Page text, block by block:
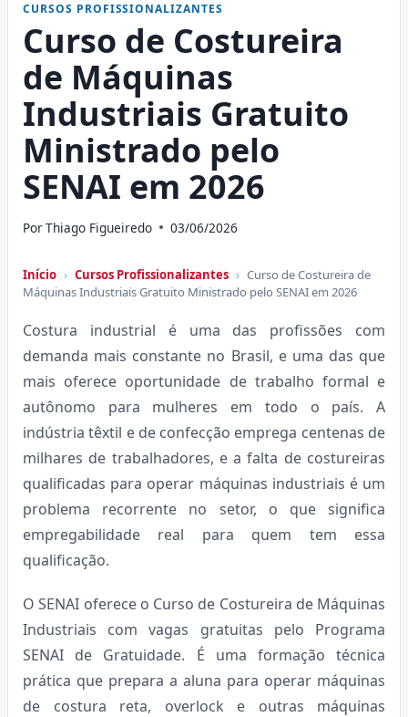
CURSOS PROFISSIONALIZANTES
Curso de Costureira
de Máquinas
Industriais Gratuito
Ministrado pelo
SENAI em 2026
PorThiago Figueiredo 03/06/2026
Início › Cursos Profissionalizantes › Curso de Costureira de
Máquinas Industriais Gratuito Ministrado pelo SENAI em 2026
Costura industrial é uma das profissões com
demanda mais constante no Brasil, e uma das que
mais oferece oportunidade de trabalho formal e
autônomo para mulheres em todo o país. A
indústria têxtil e de confecção emprega centenas de
milhares de trabalhadores, e a falta de costureiras
qualificadas para operar máquinas industriais é um
problema recorrente no setor, o que significa
empregabilidade real para quem tem essa
qualificação.
O SENAI oferece o Curso de Costureira de Máquinas
Industriais com vagas gratuitas pelo Programa
SENAI de Gratuidade. É uma formação técnica
prática que prepara a aluna para operar máquinas
de costura reta, overlock e outras máquinas